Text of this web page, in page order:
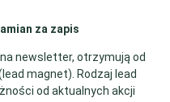
za zapis
newsletter, otrzymują od
magnet). Rodzaj lead
od aktualnych akcji